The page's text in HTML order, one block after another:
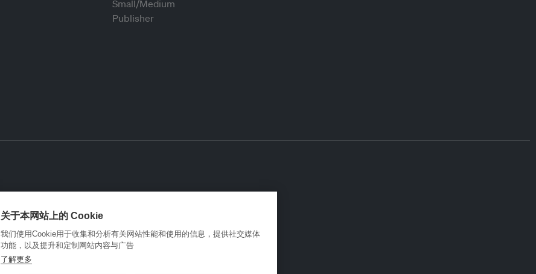
关于本网站上的 Cookie
我们使用Cookie用于收集和分析有关网站性能和使用的信息，提供社交媒体
功能，以及提升和定制网站内容与广告
了解更多